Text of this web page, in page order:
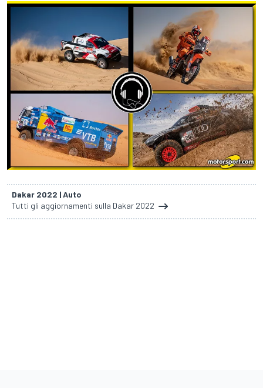
Dakar 2022 | Auto
Tutti gli aggiornamenti sulla Dakar 2022